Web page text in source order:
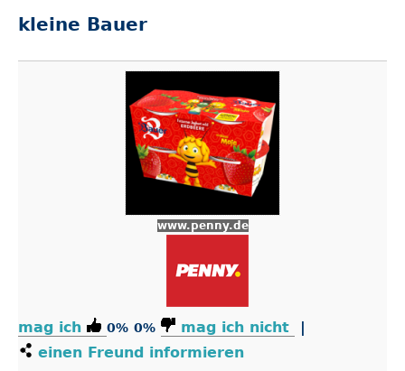
kleine Bauer
www.penny.de
mag ich 0% 0% mag ich nicht
einen Freund informieren